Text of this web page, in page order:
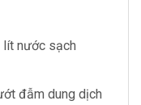
lít nước sạch
đẫm dung dịch